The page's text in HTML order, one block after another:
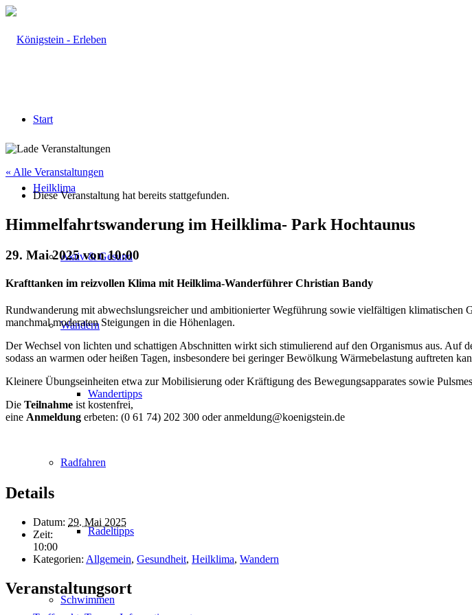
Start
Heilklima
Aktiv & Gesund
Wandern
Wandertipps
Radfahren
Radeltipps
Schwimmen
« Alle Veranstaltungen
Diese Veranstaltung hat bereits stattgefunden.
Himmelfahrtswanderung im Heilklima- Park Hochtaunus
29. Mai 2025 von 10:00
Krafttanken im reizvollen Klima mit Heilklima-Wanderführer Christian Bandy
Rundwanderung mit abwechslungsreicher und ambitionierter Wegführung sowie vielfältigen klimatischen
manchmal moderaten Steigungen in die Höhenlagen.
Der Wechsel von lichten und schattigen Abschnitten wirkt sich stimulierend auf den Organismus aus.
sodass an warmen oder heißen Tagen, insbesondere bei geringer Bewölkung Wärmebelastung auftreten
Kleinere Übungseinheiten etwa zur Mobilisierung oder Kräftigung des Bewegungsapparates sowie
Die Teilnahme ist kostenfrei,
eine Anmeldung erbeten: (0 61 74) 202 300 oder anmeldung@koenigstein.de
Details
Datum: 29. Mai 2025
Zeit:
10:00
Kategorien: Allgemein, Gesundheit, Heilklima, Wandern
Veranstaltungsort